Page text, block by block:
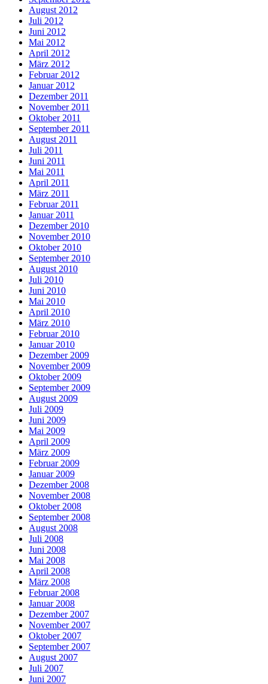
August 2012
Juli 2012
Juni 2012
Mai 2012
April 2012
März 2012
Februar 2012
Januar 2012
Dezember 2011
November 2011
Oktober 2011
September 2011
August 2011
Juli 2011
Juni 2011
Mai 2011
April 2011
März 2011
Februar 2011
Januar 2011
Dezember 2010
November 2010
Oktober 2010
September 2010
August 2010
Juli 2010
Juni 2010
Mai 2010
April 2010
März 2010
Februar 2010
Januar 2010
Dezember 2009
November 2009
Oktober 2009
September 2009
August 2009
Juli 2009
Juni 2009
Mai 2009
April 2009
März 2009
Februar 2009
Januar 2009
Dezember 2008
November 2008
Oktober 2008
September 2008
August 2008
Juli 2008
Juni 2008
Mai 2008
April 2008
März 2008
Februar 2008
Januar 2008
Dezember 2007
November 2007
Oktober 2007
September 2007
August 2007
Juli 2007
Juni 2007